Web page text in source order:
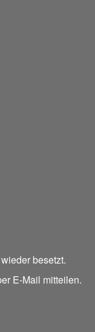
besetzt.
E-Mail mitteilen.